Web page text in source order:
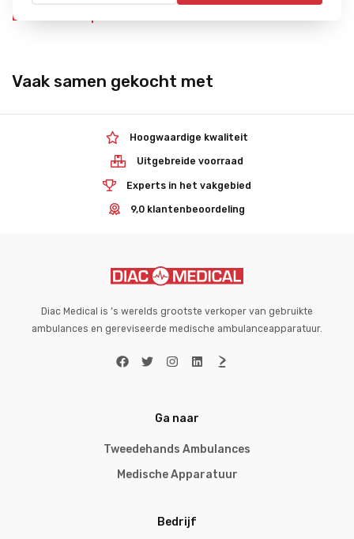
Brochure Philips Intellivue MX100
Vaak samen gekocht met
Hoogwaardige kwaliteit
Uitgebreide voorraad
Experts in het vakgebied
9,0 klantenbeoordeling
Diac Medical is ’s werelds grootste verkoper van gebruikte
ambulances en gereviseerde medische ambulanceapparatuur.
Ga naar
Tweedehands Ambulances
Medische Apparatuur
Bedrijf